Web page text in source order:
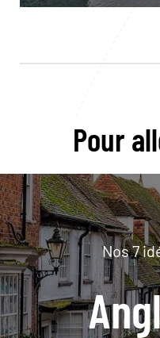
Pour
Nos 7